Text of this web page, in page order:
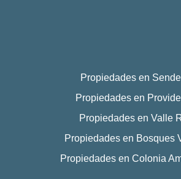
Propiedades en
Propiedades en
Propiedades en Valle
Propiedades en Bosques
Propiedades en Colonia